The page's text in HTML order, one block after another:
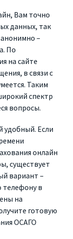
Вам точно
данных, так
–
По
на сайте
в связи с
Таким
спектр
вопросы.
удобный. Если
онлайн
существует
вариант –
телефону в
на
готовую
ОСАГО